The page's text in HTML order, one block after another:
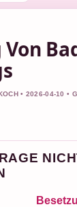
• 2026-04-10 •